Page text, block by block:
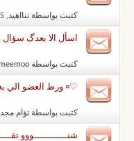
كتبت بواسطة تنااهيد‏, 15-12-2015 11:15 PM
اسأل الا بعدگ
كتبت بواسطة
♡¤ ورط العضو الي
كتبت بواسطة تؤام
شنــــــــــــووو